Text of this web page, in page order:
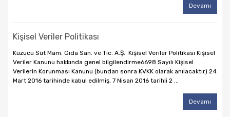
Devamı
Kişisel Veriler Politikası
Kuzucu Süt Mam. Gıda San. ve Tic. A.Ş. Kişisel Veriler Politikası Kişisel
Veriler Kanunu hakkında genel bilgilendirme6698 Sayılı Kişisel
Verilerin Korunması Kanunu (bundan sonra KVKK olarak anılacaktır) 24
Mart 2016 tarihinde kabul edilmiş, 7 Nisan 2016 tarihli 2 ...
Devamı